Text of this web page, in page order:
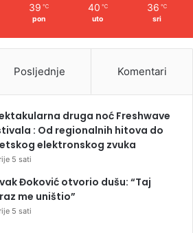
39 ℃
pon
40 ℃
uto
36 ℃
sri
Posljednje Komentari
druga noć Freshwave
: Od regionalnih hitova do
elektronskog zvuka
5 sati
Đoković otvorio dušu: “Taj
me uništio”
5 sati